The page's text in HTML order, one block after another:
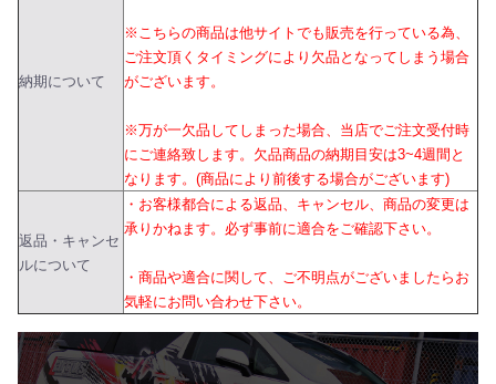
納期について
※こちらの商品は他サイトでも販売を行っている為、
ご注文頂くタイミングにより欠品となってしまう場合
がございます。
※万が一欠品してしまった場合、当店でご注文受付時
にご連絡致します。欠品商品の納期目安は3~4週間と
なります。(商品により前後する場合がございます)
返品・キャンセ
ルについて
・お客様都合による返品、キャンセル、商品の変更は
承りかねます。必ず事前に適合をご確認下さい。
・商品や適合に関して、ご不明点がございましたらお
気軽にお問い合わせ下さい。